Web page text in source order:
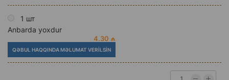
1 шт
Anbarda yoxdur
4.30 ₼
QƏBUL HAQQINDA MƏLUMAT VERILSIN